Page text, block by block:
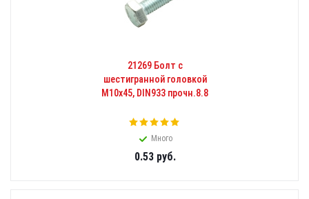
21269 Болт с
шестигранной головкой
М10х45, DIN933 прочн.8.8
Много
0.53руб.